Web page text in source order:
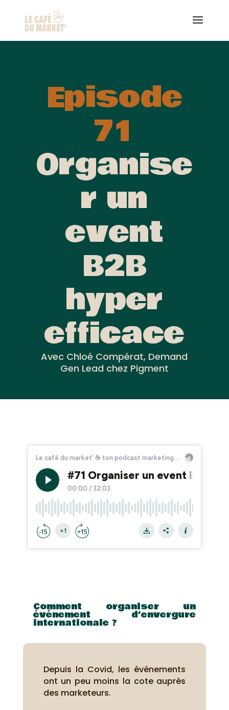
Episode
71
Organise
r un
event
B2B
hyper
efficace
Avec Chloé Compérat, Demand
Gen Lead chez Pigment
Comment organiser un
événement d’envergure
internationale ?
Depuis la Covid, les événements
ont un peu moins la cote auprès
des marketeurs.